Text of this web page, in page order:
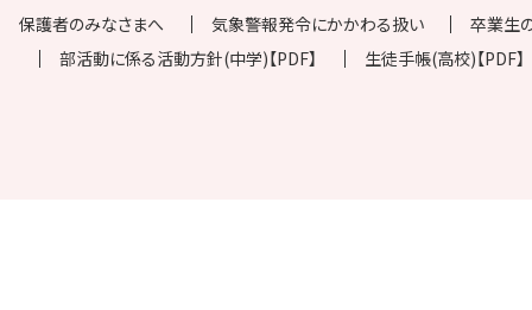
保護者のみなさまへ 気象警報発令にかかわる扱い
卒業生
部活動に係る活動方針(中学)【PDF】
生徒手帳(高校)【PDF】